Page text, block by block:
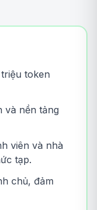
token
và nền tảng
viên và nhà
tạp.
chủ, đảm